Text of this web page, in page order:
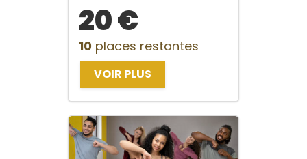
20 €
10 places restantes
VOIR PLUS